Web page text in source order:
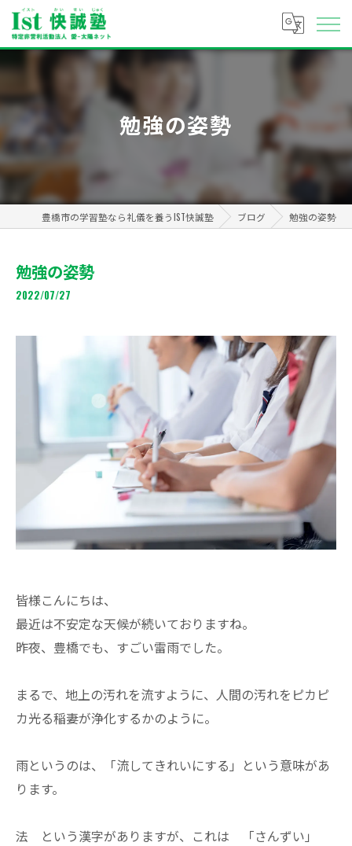
勉強の姿勢
豊橋市の学習塾なら礼儀を養うIST快誠塾 ブログ 勉強の姿勢
勉強の姿勢
2022/07/27
皆様こんにちは、
最近は不安定な天候が続いておりますね。
昨夜、豊橋でも、すごい雷雨でした。
まるで、地上の汚れを流すように、人間の汚れをピカピ
カ光る稲妻が浄化するかのように。
雨というのは、「流してきれいにする」という意味があ
ります。
法 という漢字がありますが、これは 「さんずい」